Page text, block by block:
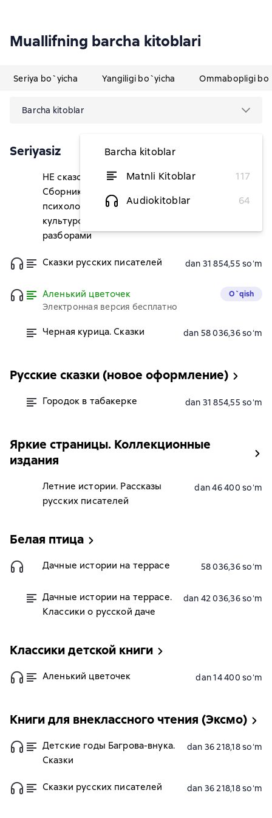
Muallifning barcha kitoblari
Seriya bo`yicha Yangiligi bo`yicha Ommabopligi
Barcha kitoblar
Barcha kitoblar
Matnli Kitoblar
117
Audiokitoblar
64
Seriyasiz
НЕ сказочный рэд флаг.
Сборник сказок с
психологическими и
культурологическими
разборами
dan 31 854,55 soʻm
Сказки русских писателей dan 31 854,55 soʻm
Аленький цветочек
Электронная версия бесплатно
O`qish
Черная курица. Сказки dan 58 036,36 soʻm
Русские сказки (новое оформление)
Городок в табакерке dan 31 854,55 soʻm
Яркие страницы. Коллекционные
издания
Летние истории. Рассказы
русских писателей
dan 46 400 soʻm
Белая птица
Дачные истории на террасе 58 036,36 soʻm
Дачные истории на террасе.
Классики о русской даче
dan 42 036,36 soʻm
Классики детской книги
Аленький цветочек dan 14 400 soʻm
Книги для внеклассного чтения (Эксмо)
Детские годы Багрова-внука.
Сказки
dan 36 218,18 soʻm
Сказки русских писателей dan 36 218,18 soʻm